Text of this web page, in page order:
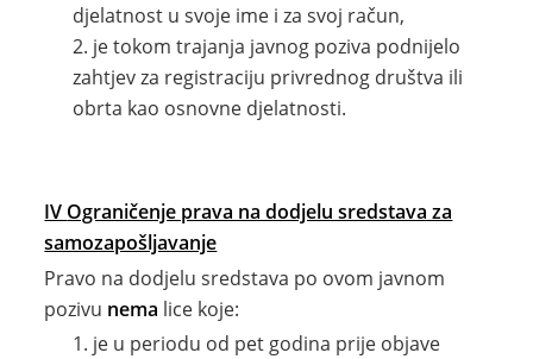
djelatnost u svoje ime i za svoj račun,
je tokom trajanja javnog poziva podnijelo
zahtjev za registraciju privrednog društva ili
obrta kao osnovne djelatnosti.
IV Ograničenje prava na dodjelu sredstava za
samozapošljavanje
Pravo na dodjelu sredstava po ovom javnom
pozivu nema lice koje:
je u periodu od pet godina prije objave